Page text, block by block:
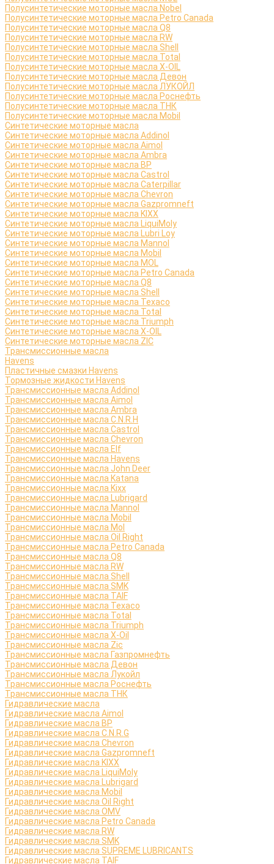
Полусинтетические моторные масла Nobel
Полусинтетические моторные масла Petro Canada
Полусинтетические моторные масла Q8
Полусинтетические моторные масла RW
Полусинтетические моторные масла Shell
Полусинтетические моторные масла Total
Полусинтетические моторные масла X-OIL
Полусинтетические моторные масла Девон
Полусинтетические моторные масла ЛУКОЙЛ
Полусинтетические моторные масла Роснефть
Полусинтетические моторные масла ТНК
Полусинтетические моторные масла Mobil
Синтетические моторные масла
Синтетические моторные масла Addinol
Синтетические моторные масла Aimol
Синтетические моторные масла Ambra
Синтетические моторные масла BP
Синтетические моторные масла Castrol
Синтетические моторные масла Caterpillar
Синтетические моторные масла Chevron
Синтетические моторные масла Gazpromneft
Синтетические моторные масла KIXX
Синтетические моторные масла LiquiMoly
Синтетические моторные масла Lubri Loy
Синтетические моторные масла Mannol
Синтетические моторные масла Mobil
Синтетические моторные масла MOL
Синтетические моторные масла Petro Canada
Синтетические моторные масла Q8
Синтетические моторные масла Shell
Синтетические моторные масла Texaco
Синтетические моторные масла Total
Синтетические моторные масла Triumph
Синтетические моторные масла X-OIL
Синтетические моторные масла ZIC
Трансмиссионные масла
Havens
Пластичные смазки Havens
Тормозные жидкости Havens
Трансмиссионные масла Addinol
Трансмиссионные масла Aimol
Трансмиссионные масла Ambra
Трансмиссионные масла C.N.R.H
Трансмиссионные масла Castrol
Трансмиссионные масла Chevron
Трансмиссионные масла Elf
Трансмиссионные масла Havens
Трансмиссионные масла John Deer
Трансмиссионные масла Katana
Трансмиссионные масла Kixx
Трансмиссионные масла Lubrigard
Трансмиссионные масла Mannol
Трансмиссионные масла Mobil
Трансмиссионные масла Mol
Трансмиссионные масла Oil Right
Трансмиссионные масла Petro Canada
Трансмиссионные масла Q8
Трансмиссионные масла RW
Трансмиссионные масла Shell
Трансмиссионные масла SMK
Трансмиссионные масла TAIF
Трансмиссионные масла Texaco
Трансмиссионные масла Total
Трансмиссионные масла Triumph
Трансмиссионные масла X-Oil
Трансмиссионные масла Zic
Трансмиссионные масла Газпромнефть
Трансмиссионные масла Девон
Трансмиссионные масла Лукойл
Трансмиссионные масла Роснефть
Трансмиссионные масла ТНК
Гидравлические масла
Гидравлические масла Aimol
Гидравлические масла BP
Гидравлические масла C.N.R.G
Гидравлические масла Chevron
Гидравлические масла Gazpromneft
Гидравлические масла KIXX
Гидравлические масла LiquiMoly
Гидравлические масла Lubrigard
Гидравлические масла Mobil
Гидравлические масла Oil Right
Гидравлические масла OMV
Гидравлические масла Petro Canada
Гидравлические масла RW
Гидравлические масла SMK
Гидравлические масла SUPREME LUBRICANTS
Гидравлические масла TAIF